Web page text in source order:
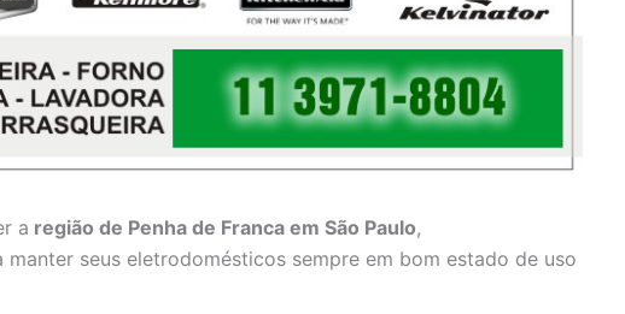
a região de Penha de Franca em São Paulo,
manter seus eletrodomésticos sempre em bom estado de uso